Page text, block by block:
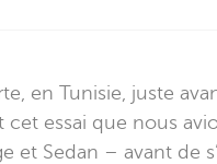
en Tunisie, juste
cet essai que nous
et Sedan – avant de